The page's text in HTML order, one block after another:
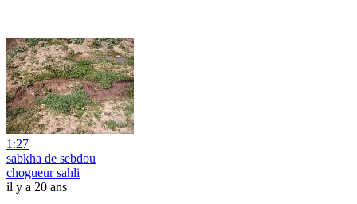
1:27
sabkha de sebdou
chogueur sahli
il y a 20 ans